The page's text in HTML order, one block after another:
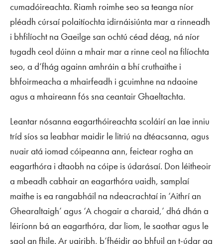
cumadóireachta. Riamh roimhe seo sa teanga níor
pléadh cúrsaí polaitíochta idirnáisiúnta mar a rinneadh
i bhfilíocht na Gaeilge san ochtú céad déag, ná níor
tugadh ceol dúinn a mhair mar a rinne ceol na filíochta
seo, a d’fhág againn amhráin a bhí cruthaithe i
bhfoirmeacha a mhairfeadh i gcuimhne na ndaoine
agus a mhaireann fós sna ceantair Ghaeltachta.
Leantar nósanna eagarthóireachta scoláirí an lae inniu
tríd síos sa leabhar maidir le litriú na dtéacsanna, agus
nuair atá iomad cóipeanna ann, feictear rogha an
eagarthóra i dtaobh na cóipe is údarásaí. Don léitheoir
a mbeadh cabhair an eagarthóra uaidh, samplaí
maithe is ea rangabháil na ndeacrachtaí in ‘Aithrí an
Ghearaltaigh’ agus ‘A chogair a charaid,’ dhá dhán a
léiríonn bá an eagarthóra, dar liom, le saothar agus le
saol an fhile. Ar uairibh, b’fhéidir go bhfuil an t-údar ag